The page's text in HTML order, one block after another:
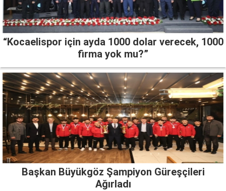
“Kocaelispor için ayda 1000 dolar verecek, 1000
firma yok mu?”
Başkan Büyükgöz Şampiyon Güreşçileri
Ağırladı